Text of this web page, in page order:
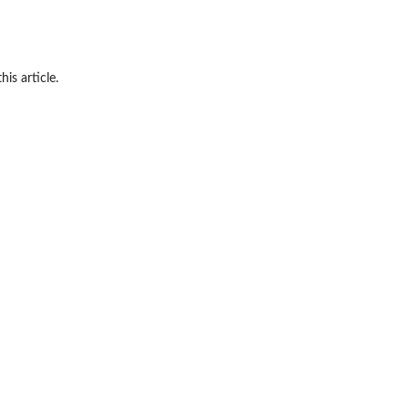
article.